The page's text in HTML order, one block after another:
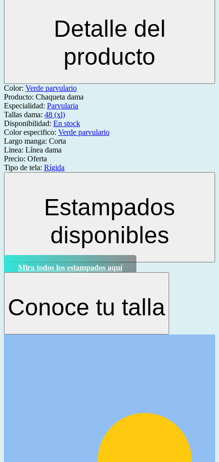
Detalle del
producto
Color: Verde parvulario
Producto: Chaqueta dama
Especialidad: Parvularia
Tallas dama: 48 (xl)
Disponibilidad: En stock
Color especifico: Verde parvulario
Largo manga: Corta
Linea: Línea dama
Precio: Oferta
Tipo de tela: Rígida
Estampados
disponibles
Mira todos los estampados aquí
Conoce tu talla